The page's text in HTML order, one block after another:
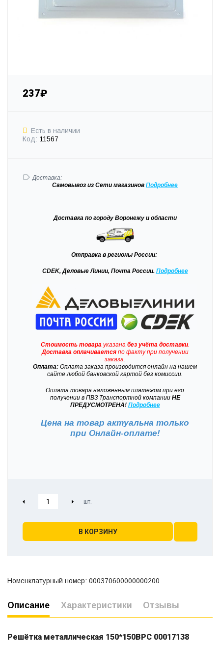
237₽
Есть в наличии
Код: 11567
Доставка:
Самовывоз из Сети магазинов Подробнее
Доставка по городу Воронежу и области
Отправка в регионы России:
CDEK, Деловые Линии, Почта России. Подробнее
Стоимость товарауказана без учёта доставки.
Доставкаоплачиваетсяпо факту при получении
заказа.
Оплата: Оплата заказа производится онлайн на нашем
сайте любой банковской картой без комиссии.
Оплата товара наложенным платежом при его
получении в ПВЗ Транспортной компанииНЕ
ПРЕДУСМОТРЕНА! Подробнее
Цена на товар актуальна только
при Онлайн-оплате!
В КОРЗИНУ
Номенклатурный номер: 000370600000000200
Описание Характеристики Отзывы
Решётка металлическая 150*150ВРС 00017138